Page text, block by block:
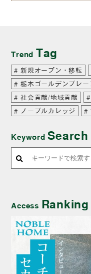
Trend Tag
新規オープン・移転
栃木ゴールデンブレー
社会貢献/地域貢献
ノーブルカレッジ
KeywordSearch
Access Ranking